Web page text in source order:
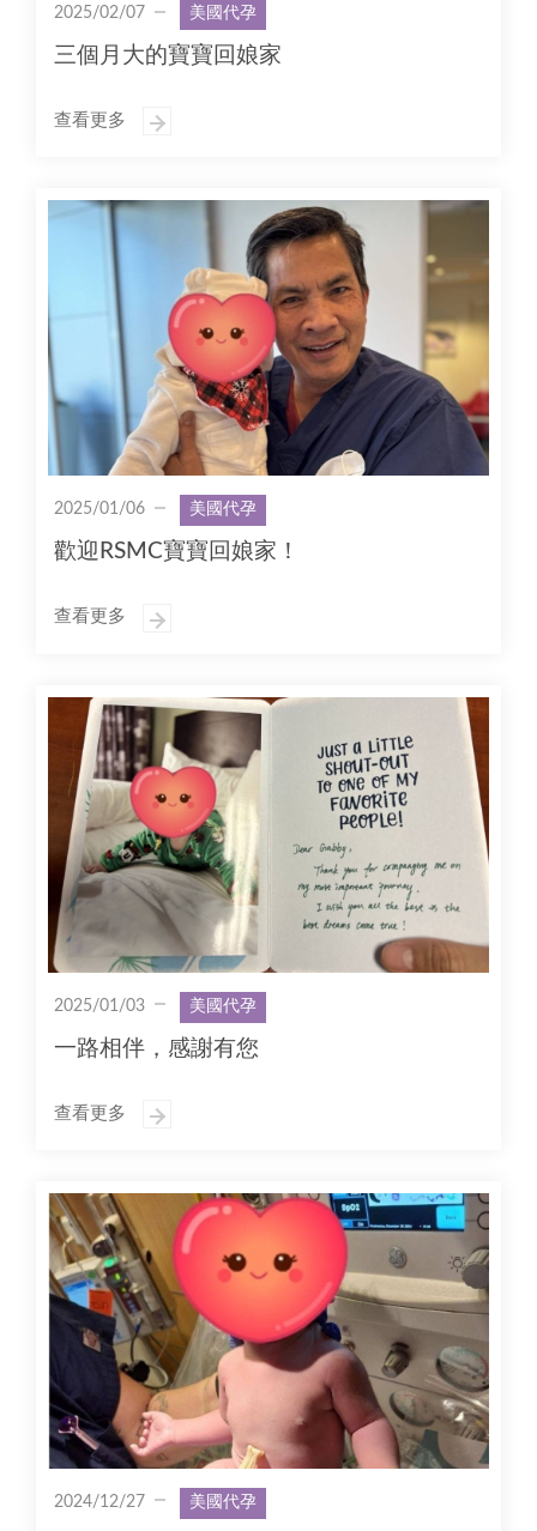
2025/02/07 美國代孕
三個月大的寶寶回娘家
查看更多
2025/01/06 美國代孕
歡迎RSMC寶寶回娘家！
查看更多
2025/01/03 美國代孕
一路相伴，感謝有您
查看更多
2024/12/27 美國代孕